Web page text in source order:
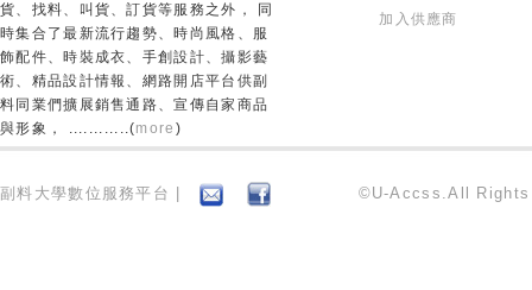
貨、找料、叫貨、訂貨等服務之外， 同
時集合了最新流行趨勢、時尚風格、服
飾配件、時裝成衣、手創設計、攝影藝
術、精品設計情報、網路開店平台供副
料同業們擴展銷售通路、宣傳自家商品
與形象， ............(more )
加入供應商
副料大學數位服務平台 | ©U-Accss.All Rights